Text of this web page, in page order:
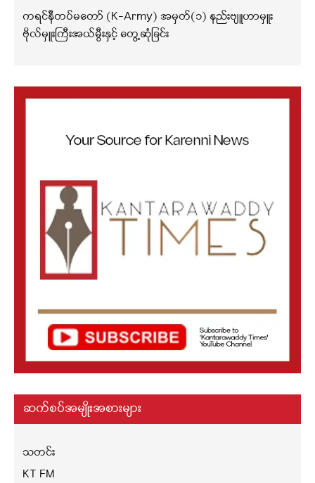
ကရင်နီတပ်မတော် (K-Army) အမှတ်(၁) နည်းဗျူဟာမှူး
ဗိုလ်မှူးကြီးအယ်မွီးနှင့် တွေ့ဆုံခြင်း
ဆက်စပ်အမျိုးအစားများ
သတင်း
KT FM